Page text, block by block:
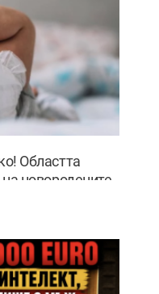
Областта
новородените